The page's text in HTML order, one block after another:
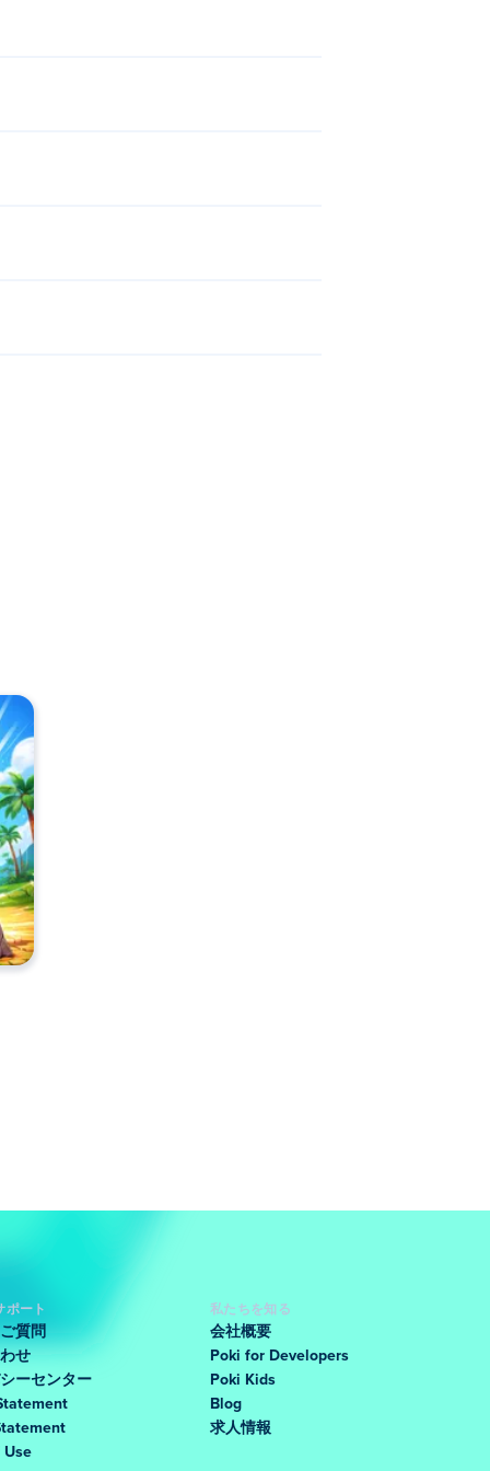
ポート
質問
せ
ーセンター
Use
私たちを知る
会社概要
Poki for Developers
Poki Kids
Blog
求人情報